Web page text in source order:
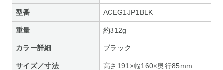
型番 ACEG1JP1BLK
重量 約312g
カラー詳細 ブラック
サイズ／寸法 高さ191×幅160×奥行85mm